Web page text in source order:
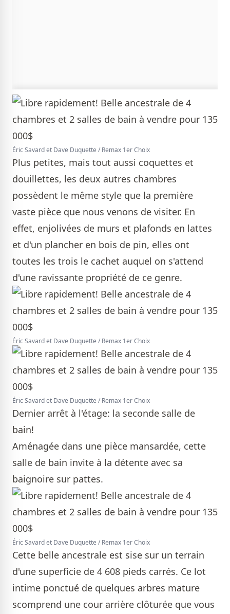
Éric Savard et Dave Duquette / Remax 1er Choix
Plus petites, mais tout aussi coquettes et
douillettes, les deux autres chambres
possèdent le même style que la première
vaste pièce que nous venons de visiter. En
effet, enjolivées de murs et plafonds en lattes
et d'un plancher en bois de pin, elles ont
toutes les trois le cachet auquel on s'attend
d'une ravissante propriété de ce genre.
Éric Savard et Dave Duquette / Remax 1er Choix
Éric Savard et Dave Duquette / Remax 1er Choix
Dernier arrêt à l'étage: la seconde salle de
bain!
Aménagée dans une pièce mansardée, cette
salle de bain invite à la détente avec sa
baignoire sur pattes.
Éric Savard et Dave Duquette / Remax 1er Choix
Cette belle ancestrale est sise sur un terrain
d'une superficie de 4 608 pieds carrés. Ce lot
intime ponctué de quelques arbres mature
scomprend une cour arrière clôturée que vous